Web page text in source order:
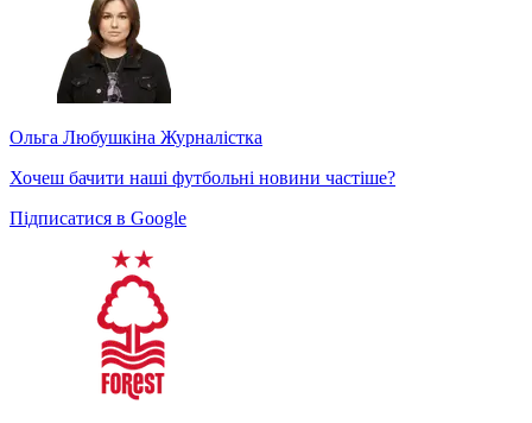
Ольга Любушкіна Журналістка
Хочеш бачити наші футбольні новини частіше?
Підписатися в Google